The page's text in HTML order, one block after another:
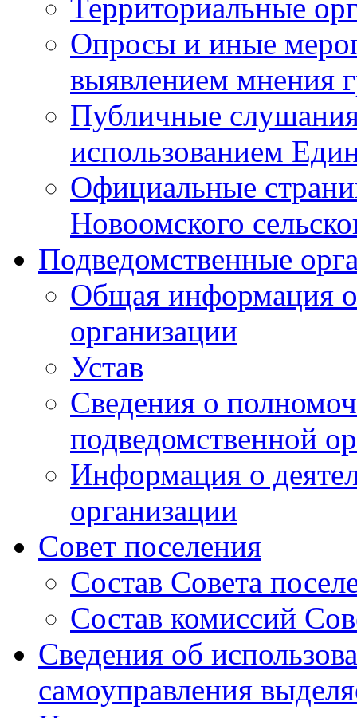
Территориальные
Опросы и иные
выявлением мнения
Публичные
использованием
Официальные
Новоомского
Подведомственные
Общая информация
организации
Устав
Сведения о
подведомственной
Информация о
организации
Совет поселения
Состав Совета
Состав комиссий
Сведения об
самоуправления